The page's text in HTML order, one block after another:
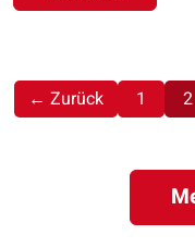
← Zurück 1 2